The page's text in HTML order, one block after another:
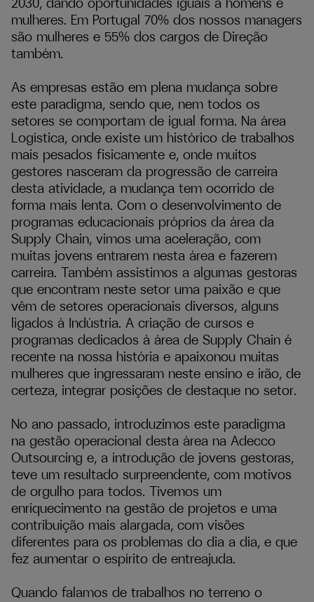
mulheres. Em Portugal 70% dos nossos managers
são mulheres e 55% dos cargos de Direção
também.
As empresas estão em plena mudança sobre
este paradigma, sendo que, nem todos os
setores se comportam de igual forma. Na área
Logística, onde existe um histórico de trabalhos
mais pesados fisicamente e, onde muitos
gestores nasceram da progressão de carreira
desta atividade, a mudança tem ocorrido de
forma mais lenta. Com o desenvolvimento de
programas educacionais próprios da área da
Supply Chain, vimos uma aceleração, com
muitas jovens entrarem nesta área e fazerem
carreira. Também assistimos a algumas gestoras
que encontram neste setor uma paixão e que
vêm de setores operacionais diversos, alguns
ligados à Indústria. A criação de cursos e
programas dedicados à área de Supply Chain é
recente na nossa história e apaixonou muitas
mulheres que ingressaram neste ensino e irão, de
certeza, integrar posições de destaque no setor.
No ano passado, introduzimos este paradigma
na gestão operacional desta área na Adecco
Outsourcing e, a introdução de jovens gestoras,
teve um resultado surpreendente, com motivos
de orgulho para todos. Tivemos um
enriquecimento na gestão de projetos e uma
contribuição mais alargada, com visões
diferentes para os problemas do dia a dia, e que
fez aumentar o espírito de entreajuda.
Quando falamos de trabalhos no terreno o